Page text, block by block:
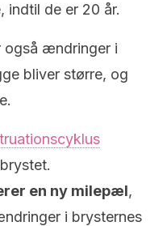
de er 20 år.
også ændringer i
bliver større, og
en ny milepæl,
i brysternes